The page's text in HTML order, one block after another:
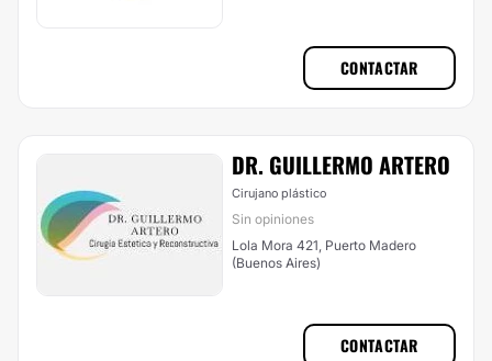
CONTACTAR
DR. GUILLERMO ARTERO
Cirujano plástico
Sin opiniones
Lola Mora 421, Puerto Madero
(Buenos Aires)
CONTACTAR